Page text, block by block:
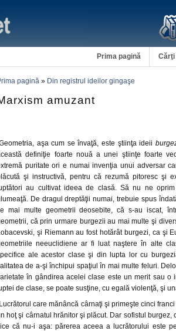
Prima pagină Cărţi
pagină » Din registrul ideilor gingaşe
amuzant
aşa cum se învaţă, este ştiinţa ideii
definiţie foarte nouă a unei ştiinţe foarte
puritate ori e numai invenţia unui adversar
şi instructivă, pentru că rezumă pitoresc şi
au cultivat ideea de clasă. Să nu ne
De dragul dreptăţii numai, trebuie spus
mai multe geometrii deosebite, că s-au iscat,
că prin urmare burgezii au mai multe şi
şi Riemann au fost hotărât burgezi, ca şi
neeuclidiene ar fi luat naştere în alte
ale acestor clase şi din lupta lor cu
de a-şi închipui spaţiul în mai multe feluri.
în gândirea acelei clase este un merit sau o
de clase, se poate susţine, cu egală violenţă, şi
care mănâncă cârnaţi şi primeşte cinci
hoţ şi cârnatul hrănitor şi plăcut. Dar sofistul burgez,
că nu-i aşa: părerea aceea a lucrătorului este